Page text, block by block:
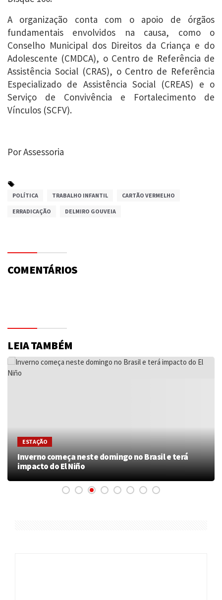
A organização conta com o apoio de órgãos
fundamentais envolvidos na causa, como o
Conselho Municipal dos Direitos da Criança e do
Adolescente (CMDCA), o Centro de Referência de
Assistência Social (CRAS), o Centro de Referência
Especializado de Assistência Social (CREAS) e o
Serviço de Convivência e Fortalecimento de
Vínculos (SCFV).
Por Assessoria
POLÍTICA TRABALHO INFANTIL CARTÃO VERMELHO
ERRADICAÇÃO DELMIRO GOUVEIA
COMENTÁRIOS
LEIA TAMBÉM
ESTAÇÃO
Inverno começa neste domingo no Brasil e terá
impacto do El Niño